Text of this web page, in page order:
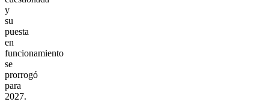
y
su
puesta
en
funcionamiento
se
prorrogó
para
2027.